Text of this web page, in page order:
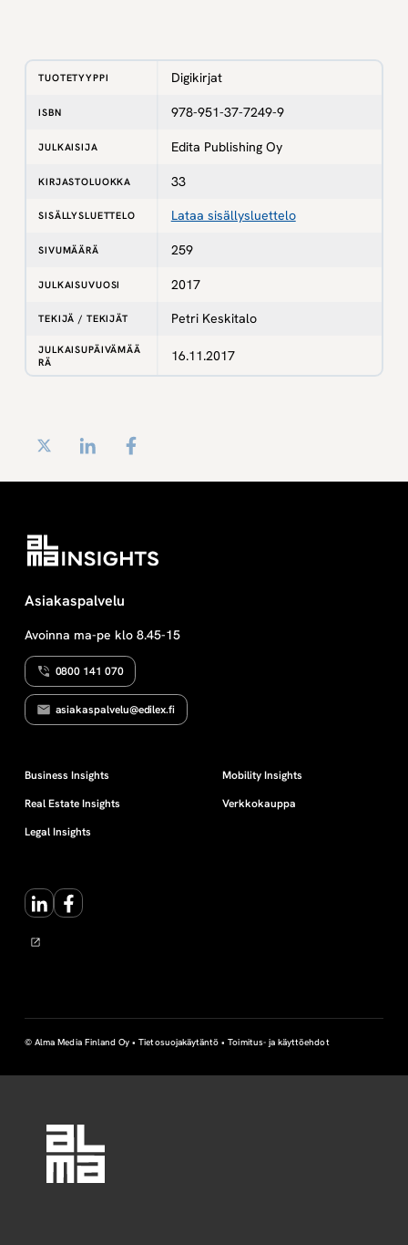
TUOTETYYPPI Digikirjat
ISBN 978-951-37-7249-9
JULKAISIJA Edita Publishing Oy
KIRJASTOLUOKKA 33
SISÄLLYSLUETTELO Lataa sisällysluettelo
SIVUMÄÄRÄ 259
JULKAISUVUOSI 2017
TEKIJÄ / TEKIJÄT Petri Keskitalo
JULKAISUPÄIVÄMÄÄ
RÄ
16.11.2017
Twitter LinkedIn
Asiakaspalvelu
Avoinna ma-pe klo 8.45-15
0800 141 070
asiakaspalvelu@edilex.fi
Business Insights
Real Estate Insights
Legal Insights
Mobility Insights
Verkkokauppa
LinkedInFacebook
© Alma Media Finland Oy •Tietosuojakäytäntö •Toimitus- ja käyttöehdot